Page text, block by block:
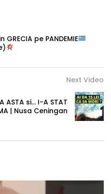
GRECIA pe PANDEMIE
Next Video
ASTA si… I-A STAT
| Nusa Ceningan